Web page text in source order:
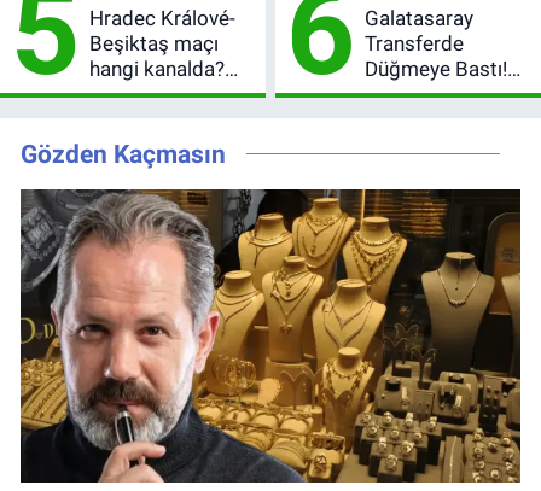
5 Hradec Králové-
Beşiktaş maçı
hangi kanalda?
Şifresiz canlı yayın
6 Galatasaray
Transferde
Düğmeye Bastı!
Leao, Camavinga
Gözden Kaçmasın